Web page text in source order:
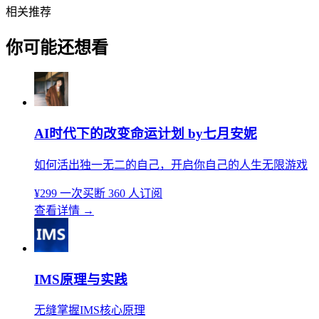
相关推荐
你可能还想看
AI时代下的改变命运计划 by七月安妮
如何活出独一无二的自己，开启你自己的人生无限游戏
¥299 一次买断 360 人订阅
查看详情 →
IMS原理与实践
无缝掌握IMS核心原理